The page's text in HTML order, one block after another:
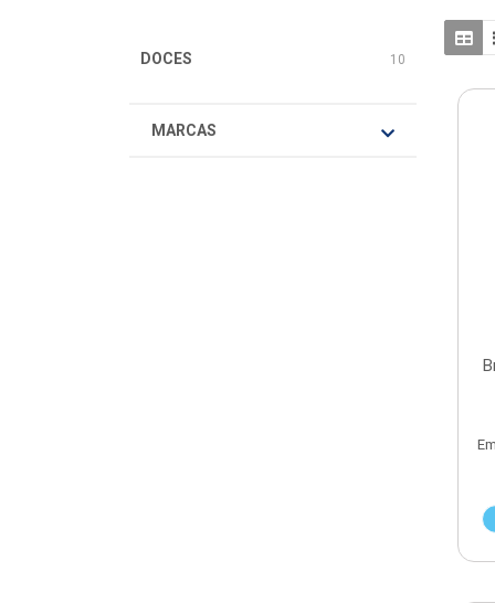
DOCES 10
MARCAS